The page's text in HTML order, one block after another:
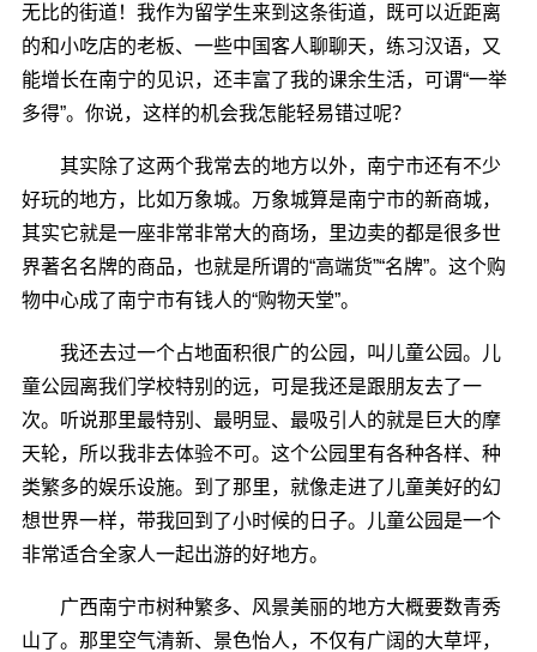
无比的街道！我作为留学生来到这条街道，既可以近距离
的和小吃店的老板、一些中国客人聊聊天，练习汉语，又
能增长在南宁的见识，还丰富了我的课余生活，可谓“一举
多得”。你说，这样的机会我怎能轻易错过呢？
其实除了这两个我常去的地方以外，南宁市还有不少
好玩的地方，比如万象城。万象城算是南宁市的新商城，
其实它就是一座非常非常大的商场，里边卖的都是很多世
界著名名牌的商品，也就是所谓的“高端货”“名牌”。这个购
物中心成了南宁市有钱人的“购物天堂”。
我还去过一个占地面积很广的公园，叫儿童公园。儿
童公园离我们学校特别的远，可是我还是跟朋友去了一
次。听说那里最特别、最明显、最吸引人的就是巨大的摩
天轮，所以我非去体验不可。这个公园里有各种各样、种
类繁多的娱乐设施。到了那里，就像走进了儿童美好的幻
想世界一样，带我回到了小时候的日子。儿童公园是一个
非常适合全家人一起出游的好地方。
广西南宁市树种繁多、风景美丽的地方大概要数青秀
山了。那里空气清新、景色怡人，不仅有广阔的大草坪，